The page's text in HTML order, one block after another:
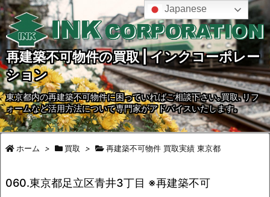
再建築不可物件の買取 | インクコーポレー
ション
東京都内の再建築不可物件に困っていればご相談下さい｡買取､リフ
ォームなど活用方法について専門家がアドバイスいたします｡
ホーム > 買取 > 再建築不可物件 買取実績 東京都
060.東京都足立区青井3丁目 ※再建築不可
Japanese